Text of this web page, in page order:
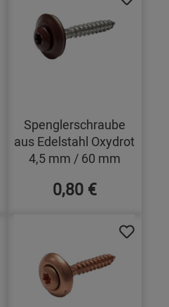
Spenglerschraube
aus Edelstahl Oxydrot
4,5 mm / 60 mm
0,80 €